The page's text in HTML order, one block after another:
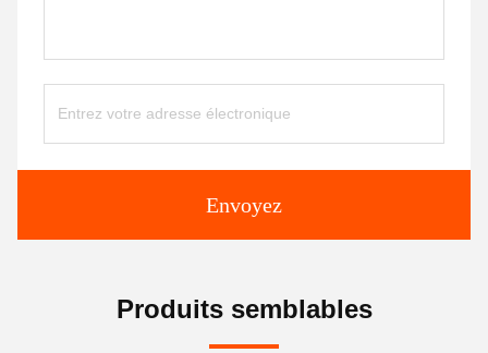
Envoyez
Produits semblables